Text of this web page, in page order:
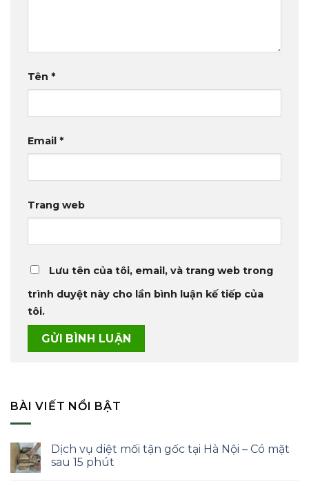
Tên *
Email *
Trang web
Lưu tên của tôi, email, và trang web trong
trình duyệt này cho lần bình luận kế tiếp của
tôi.
BÀI VIẾT NỔI BẬT
Dịch vụ diệt mối tận gốc tại Hà Nội – Có mặt
sau 15 phút